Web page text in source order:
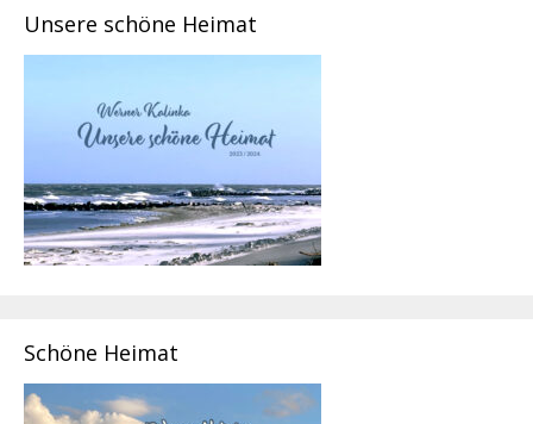
Unsere schöne Heimat
Schöne Heimat